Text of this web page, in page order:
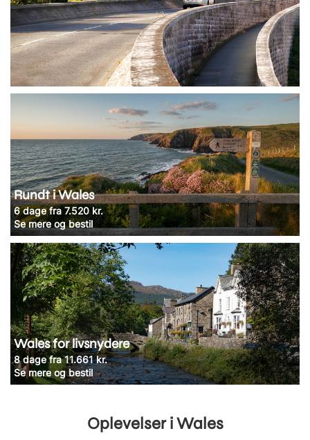
Rundt i Wales
6 dage fra 7.520 kr.
Se mere og bestil
Wales for livsnydere
8 dage fra 11.661 kr.
Se mere og bestil
Oplevelser i Wales